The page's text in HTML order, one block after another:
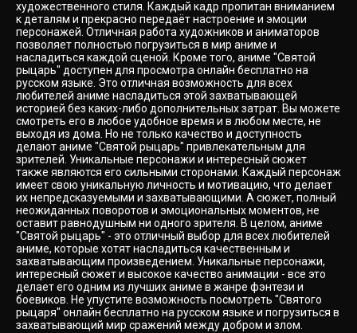
художественного стиля. Каждый кадр пропитан вниманием
к деталям и прекрасно передаёт настроение и эмоции
персонажей. Отличная работа художников и аниматоров
позволяет полностью погрузиться в мир аниме и
насладиться каждой сценой. Кроме того, аниме "Святой
рыцарь" доступен для просмотра онлайн бесплатно на
русском языке. Это отличная возможность для всех
любителей аниме насладиться этой захватывающей
историей без каких-либо дополнительных затрат. Вы можете
смотреть его в любое удобное время и в любом месте, не
выходя из дома. Но не только качество и доступность
делают аниме "Святой рыцарь" привлекательным для
зрителей. Уникальные персонажи и интересный сюжет
также являются его сильными сторонами. Каждый персонаж
имеет свою уникальную личность и мотивацию, что делает
их непредсказуемыми и захватывающими. А сюжет, полный
неожиданных поворотов и эмоциональных моментов, не
оставит равнодушным ни одного зрителя. В целом, аниме
"Святой рыцарь" - это отличный выбор для всех любителей
аниме, которые хотят насладиться качественным и
захватывающим произведением. Уникальные персонажи,
интересный сюжет и высокое качество анимации - все это
делает его одним из лучших аниме в жанре фэнтези и
боевиков. Не упустите возможность посмотреть "Святого
рыцаря" онлайн бесплатно на русском языке и погрузиться в
захватывающий мир сражений между добром и злом.